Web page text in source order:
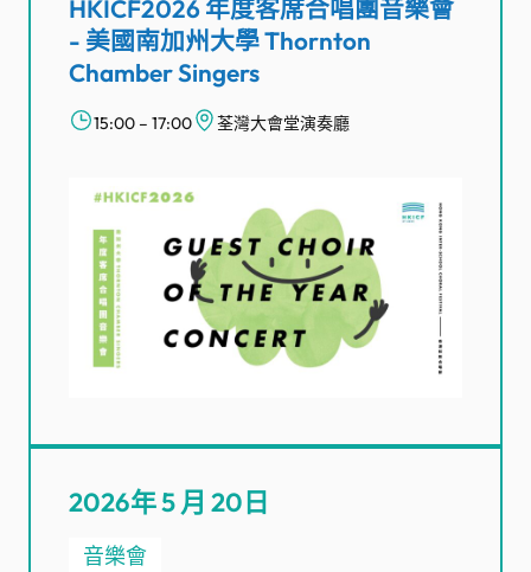
HKICF2026 年度客席合唱團音樂會
- 美國南加州大學 Thornton
Chamber Singers
15:00 – 17:00 荃灣大會堂演奏廳
2026年 5 月 20日
音樂會